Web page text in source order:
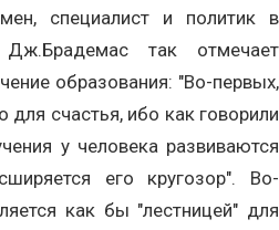
специалист и политик в
Дж.Брадемас так отмечает
образования: "Во-первых,
счастья, ибо как говорили
у человека развиваются
его кругозор". Во-
как бы "лестницей" для